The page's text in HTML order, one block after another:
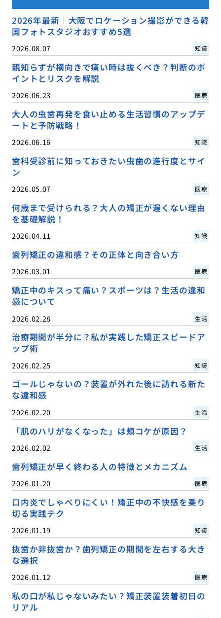
2026年最新｜大阪でロケーション撮影ができる韓
国フォトスタジオおすすめ5選
2026.08.07 知識
親知らずが横向きで痛い時は抜くべき？判断のポ
イントとリスクを解説
2026.06.23 医療
大人の虫歯再発を食い止める生活習慣のアップデ
ートと予防戦略！
2026.06.16 知識
歯科受診前に知っておきたい虫歯の進行度とサイ
ン
2026.05.07 医療
何歳まで受けられる？大人の矯正が遅くない理由
を基礎解説！
2026.04.11 知識
歯列矯正の違和感？その正体と向き合い方
2026.03.01 医療
矯正中のキスって痛い？スポーツは？生活の違和
感について
2026.02.28 生活
治療期間が半分に？私が実践した矯正スピードア
ップ術
2026.02.25 知識
ゴールじゃないの？装置が外れた後に訪れる新た
な違和感
2026.02.20 生活
「肌のハリがなくなった」は頬コケが原因？
2026.02.02 生活
歯列矯正が早く終わる人の特徴とメカニズム
2026.01.20 医療
口内炎でしゃべりにくい！矯正中の不快感を乗り
切る実践テク
2026.01.19 知識
抜歯か非抜歯か？歯列矯正の期間を左右する大き
な選択
2026.01.12 医療
私の口が私じゃないみたい？矯正装置装着初日の
リアル